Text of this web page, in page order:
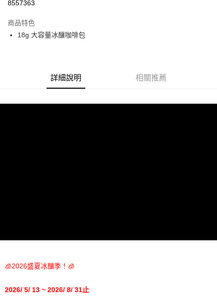
運送方式
8557363
商品特色
18g 大容量冰釀咖啡包
詳細說明 相關推薦
🧊2026盛夏冰釀季！🧊
2026/ 5/ 13 ~ 2026/ 8/ 31止